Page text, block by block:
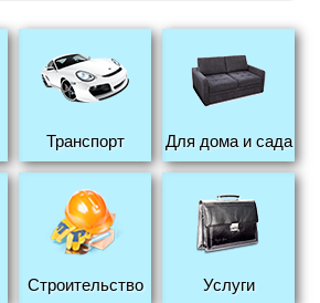
Транспорт Для дома и сада
Строительство Услуги